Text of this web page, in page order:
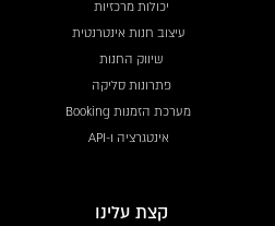
יכולות מרכזיות
עיצוב חנות אינטרנטית
שיווק החנות
פתרונות סליקה
מערכת הזמנות Booking
אינטגרציה ו-API
קצת עלינו